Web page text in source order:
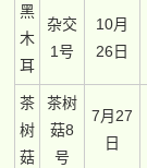
黑
木
耳
杂交
1号
10月
26日
茶
树
菇
茶树
菇8
号
7月27
日